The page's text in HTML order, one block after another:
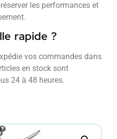
les performances et
rapide ?
vos commandes dans
en stock sont
24 à 48 heures.